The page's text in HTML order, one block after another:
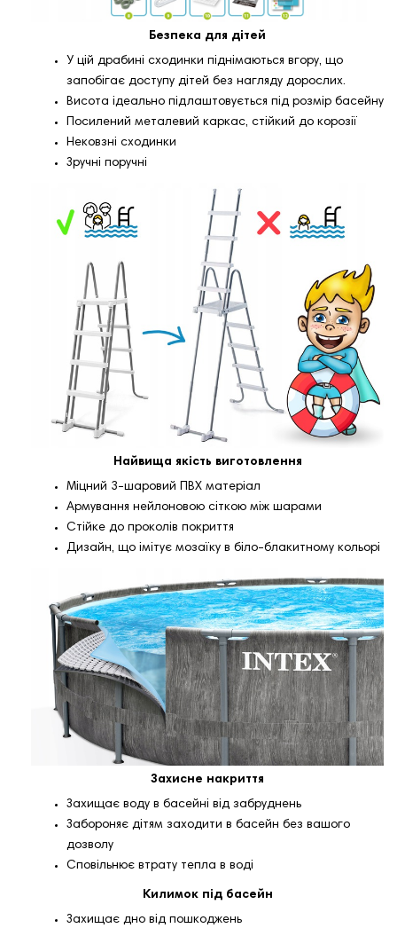
Безпека для дітей
У цій драбині сходинки піднімаються вгору, що
запобігає доступу дітей без нагляду дорослих.
Висота ідеально підлаштовується під розмір басейну
Посилений металевий каркас, стійкий до корозії
Нековзні сходинки
Зручні поручні
Найвища якість виготовлення
Міцний 3-шаровий ПВХ матеріал
Армування нейлоновою сіткою між шарами
Стійке до проколів покриття
Дизайн, що імітує мозаїку в біло-блакитному кольорі
Захисне накриття
Захищає воду в басейні від забруднень
Забороняє дітям заходити в басейн без вашого
дозволу
Сповільнює втрату тепла в воді
Килимок під басейн
Захищає дно від пошкоджень